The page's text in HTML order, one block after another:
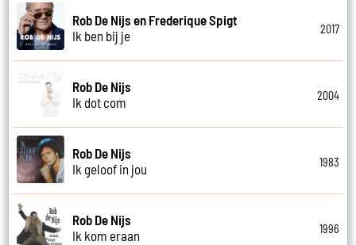
Rob De Nijs en Frederique Spigt
Ik ben bij je
2017
Rob De Nijs
Ik dot com
2004
Rob De Nijs
Ik geloof in jou
1983
Rob De Nijs
Ik kom eraan
1996